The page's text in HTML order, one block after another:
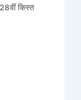
28वीं किस्त